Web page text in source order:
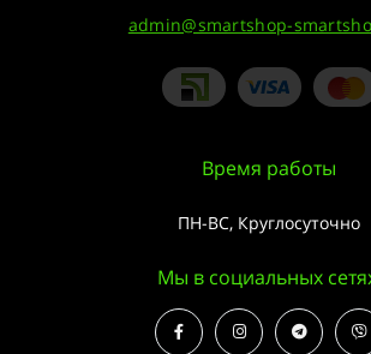
admin@smartshop-
Время работы
ПН-ВС, Круглосуточно
Мы в социальных